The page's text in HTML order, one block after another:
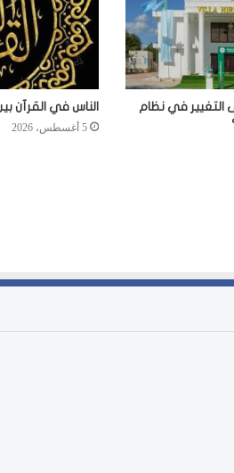
التغيير في نظام
الناس في القرآن
5 أغسطس، 2026